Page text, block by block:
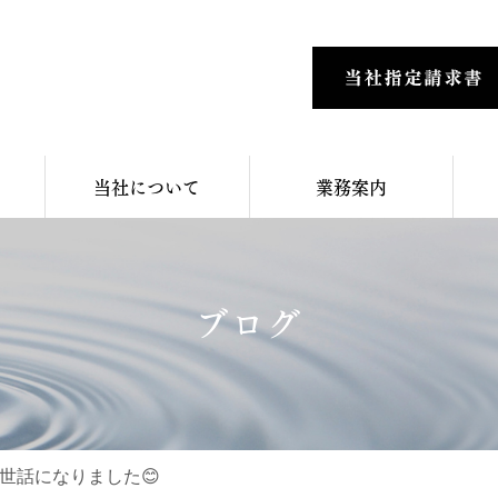
当社について 業務案内
ブログ
話になりました😊